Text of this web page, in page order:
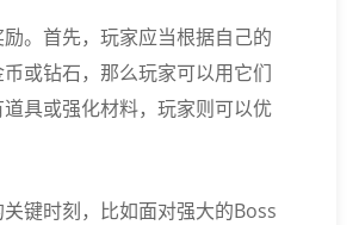
。首先，玩家应当根据自己的
或钻石，那么玩家可以用它们
具或强化材料，玩家则可以优
键时刻，比如面对强大的Boss